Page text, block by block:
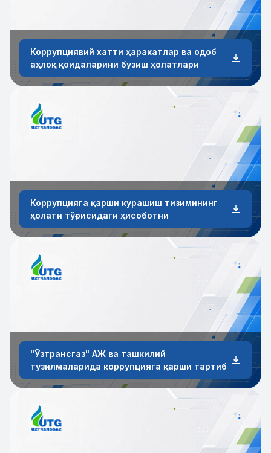
Коррупциявий хатти ҳаракатлар ва одоб
аҳлоқ қоидаларини бузиш ҳолатлари
Коррупцияга қарши курашиш тизимининг
ҳолати тўғрисидаги ҳисоботни
"Ўзтрансгаз" АЖ ва ташкилий
тузилмаларида коррупцияга қарши тартиб